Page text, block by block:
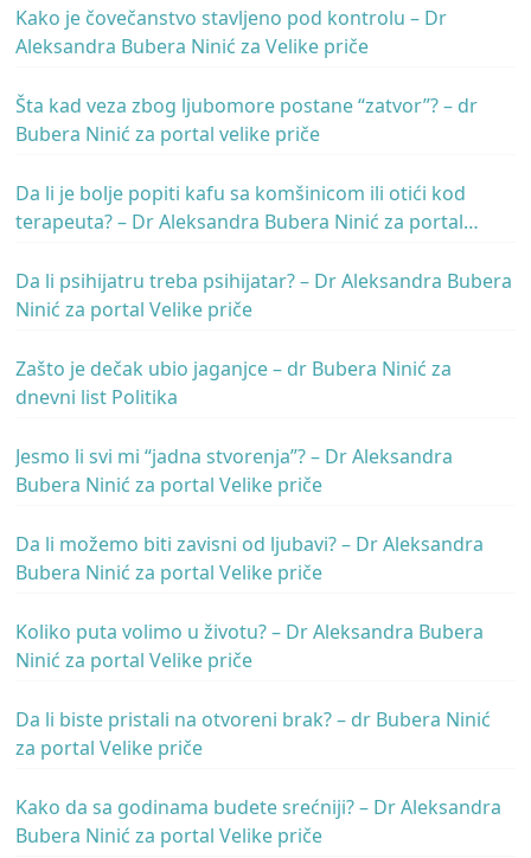
Kako je čovečanstvo stavljeno pod kontrolu – Dr
Aleksandra Bubera Ninić za Velike priče
Šta kad veza zbog ljubomore postane “zatvor”? – dr
Bubera Ninić za portal velike priče
Da li je bolje popiti kafu sa komšinicom ili otići kod
terapeuta? – Dr Aleksandra Bubera Ninić za portal
Da li psihijatru treba psihijatar? – Dr Aleksandra Bubera
Ninić za portal Velike priče
Zašto je dečak ubio jaganjce – dr Bubera Ninić za
dnevni list Politika
Jesmo li svi mi “jadna stvorenja”? – Dr Aleksandra
Bubera Ninić za portal Velike priče
Da li možemo biti zavisni od ljubavi? – Dr Aleksandra
Bubera Ninić za portal Velike priče
Koliko puta volimo u životu? – Dr Aleksandra Bubera
Ninić za portal Velike priče
Da li biste pristali na otvoreni brak? – dr Bubera Ninić
za portal Velike priče
Kako da sa godinama budete srećniji? – Dr Aleksandra
Bubera Ninić za portal Velike priče